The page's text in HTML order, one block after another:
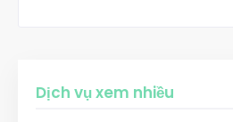
Dịch vụ xem nhiều